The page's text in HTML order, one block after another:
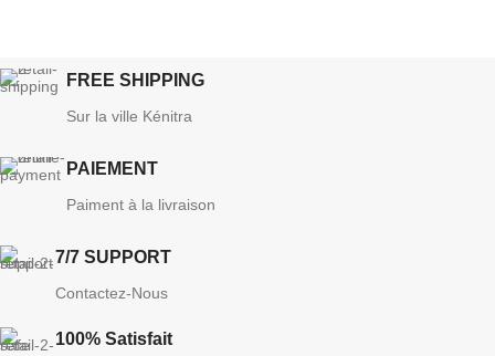
FREE SHIPPING
Sur la ville Kénitra
PAIEMENT
Paiment à la livraison
7/7 SUPPORT
Contactez-Nous
100% Satisfait